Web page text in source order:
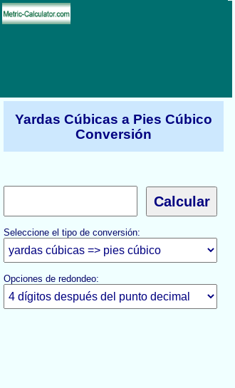
Yardas Cúbicas a Pies Cúbico
Conversión
Seleccione el tipo de conversión:
Opciones de redondeo: